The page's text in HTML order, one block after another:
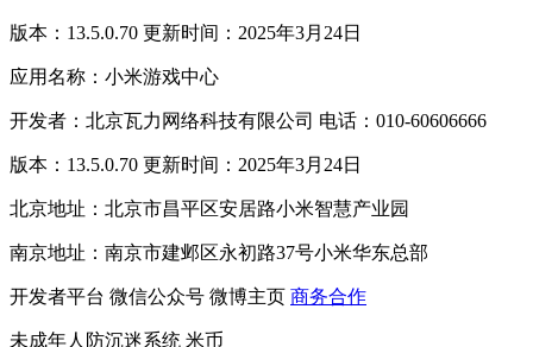
版本：13.5.0.70 更新时间：2025年3月24日
应用名称：小米游戏中心
开发者：北京瓦力网络科技有限公司 电话：010-60606666
版本：13.5.0.70 更新时间：2025年3月24日
北京地址：北京市昌平区安居路小米智慧产业园
南京地址：南京市建邺区永初路37号小米华东总部
开发者平台 微信公众号 微博主页 商务合作
未成年人防沉迷系统 米币